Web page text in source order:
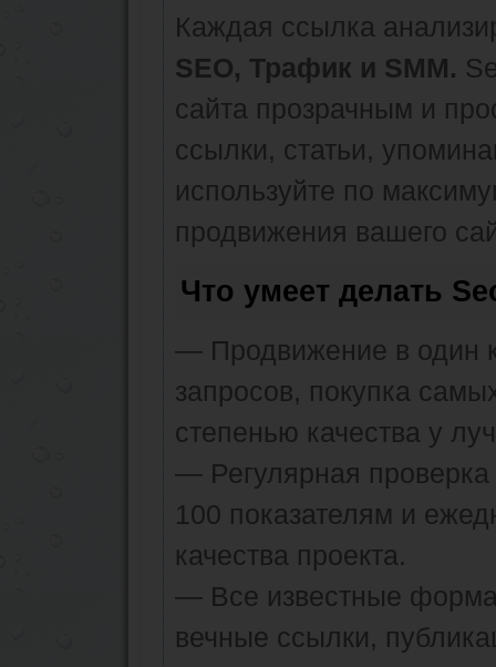
Каждая ссылка
SEO, Трафик и SMM.
сайта прозрачным и
ссылки, статьи,
используйте по
продвижения вашего
Что умеет делать
— Продвижение в один
запросов, покупка
степенью качества у
— Регулярная
100 показателям и
качества проекта.
— Все известные
вечные ссылки,